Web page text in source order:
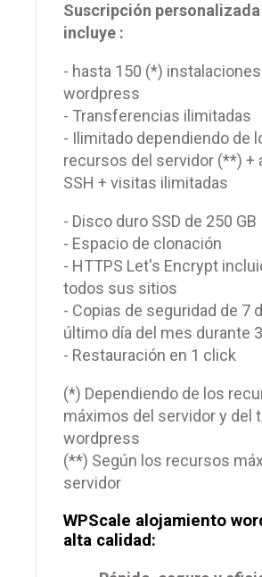
Suscripción
incluye :
- hasta 150 (*)
wordpress
- Transferencias ilimitadas
- Ilimitado dependiendo de
recursos del servidor (**) +
SSH + visitas ilimitadas
- Disco duro SSD de 250 GB
- Espacio de clonación
- HTTPS Let's Encrypt
todos sus sitios
- Copias de seguridad de 7
último día del mes durante
- Restauración en 1 click
(*) Dependiendo de los
máximos del servidor y del
wordpress
(**) Según los recursos
servidor
WPScale alojamiento
alta calidad: